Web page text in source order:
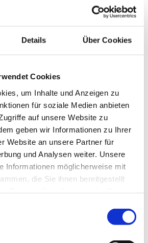
Details Über Cookies
Cookies
um Inhalte und Anzeigen zu
für soziale Medien anbieten
auf unsere Website zu
geben wir Informationen zu Ihrer
Website an unsere Partner für
und Analysen weiter. Unsere
Informationen möglicherweise mit
die Sie ihnen bereitgestellt
Workbook mit allen
Rezepten und Anwendungen